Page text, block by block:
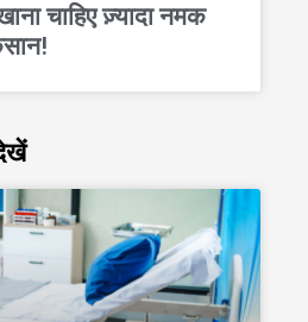
चाहिए ज़्यादा नमक